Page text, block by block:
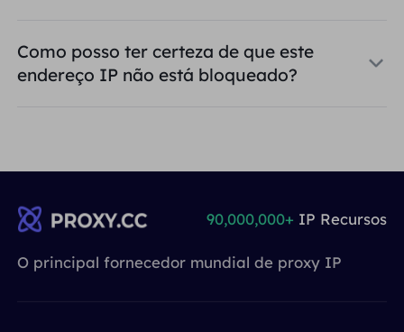
Como posso ter certeza de que este
endereço IP não está bloqueado?
O principal fornecedor mundial de proxy IP
90,000,000+ IP Recursos